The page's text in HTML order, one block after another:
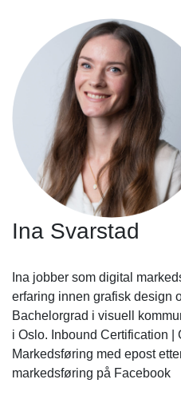
Ina Svarstad
Ina jobber som digital
erfaring innen grafisk design
Bachelorgrad i visuell
i Oslo. Inbound Certification |
Markedsføring med epost
markedsføring på Facebook